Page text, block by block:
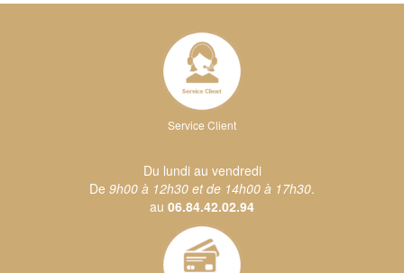
Service Client
Du lundi au vendredi
De 9h00 à 12h30 et de 14h00 à 17h30.
au 06.84.42.02.94